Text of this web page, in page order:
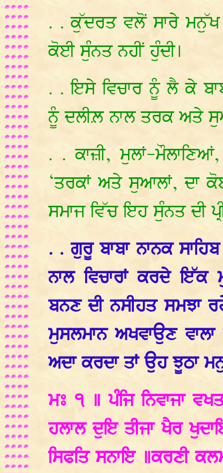
. . ਕੁੱਦਰਤ ਵਲੋਂ ਸਾਰੇ ਮਨੁੱਖ
ਕੋਈ ਸੁੰਨਤ ਨਹੀਂ ਹੁੰਦੀ।
. . ਇਸੇ ਵਿਚਾਰ ਨੂੰ ਲੈ ਕੇ
ਨੂੰ ਦਲੀਲ਼ ਨਾਲ ਤਰਕ ਅਤੇ
. . ਕਾਜ਼ੀ, ਮੁਲਾਂ-
‘ਤਰਕਾਂ ਅਤੇ ਸੁਆਲਾਂ, ਦਾ
ਸਮਾਜ ਵਿੱਚ ਇਹ ਸੁੰਨਤ ਦੀ
. . ਗੁਰੂ ਬਾਬਾ ਨਾਨਕ
ਨਾਲ ਵਿਚਾਰਾਂ ਕਰਦੇ
ਬਨਣ ਦੀ ਨਸੀਹਤ
ਮੁਸਲਮਾਨ ਅਖਵਾਉਣ
ਅਦਾ ਕਰਦਾ ਤਾਂ ਉਹ ਝੂਠਾ
ਮਃ ੧ ॥ ਪੰਜਿ ਨਿਵਾਜਾ
ਹਲਾਲ ਦੁਇ ਤੀਜਾ ਖੈਰ
ਸਿਫਤਿ ਸਨਾਇ ॥ਕਰਣੀ